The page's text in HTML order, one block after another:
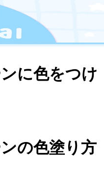
に色をつけ
の色塗り方